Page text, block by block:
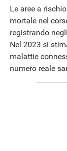
Le aree a
mortale nel
registrando
Nel 2023 si
malattie
numero reale